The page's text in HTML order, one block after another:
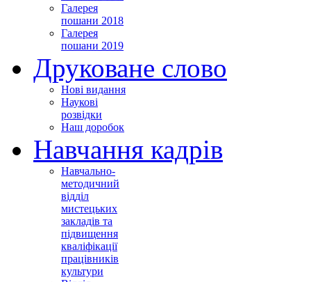
Галерея
пошани 2018
Галерея
пошани 2019
Друковане слово
Нові видання
Наукові
розвідки
Наш доробок
Навчання кадрів
Навчально-
методичний
відділ
мистецьких
закладів та
підвищення
кваліфікації
працівників
культури